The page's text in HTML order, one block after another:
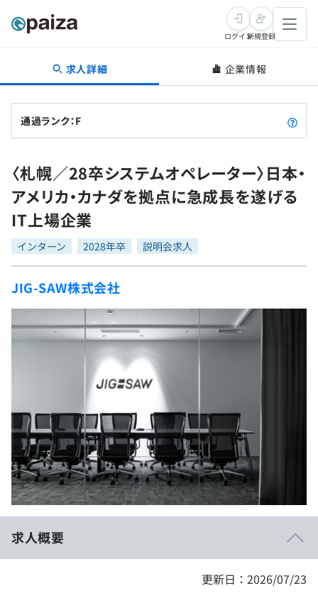
転職・キャリア
転職成功ガイド
転職エージェント
インタビュー
転職成功ガイド
新卒就活
求人検索
本選考
インターン
新卒エージェント
イベント・セミナー
学習
問題集
4択課題
ナレッジ
個人向けプラン
法人向けプラン
学校向けプラン
契約内容・クーポン
プログラミング言語
評価結果一覧
再チャレンジ結果一覧
ゲーム・マンガ
Tech Team Journal
paizaとは？
ログイン新規登録
求人詳細 企業情報
通過ランク：F
〈札幌／28卒システムオペレーター〉日本・
アメリカ・カナダを拠点に急成長を遂げる
IT上場企業
インターン 2028年卒 説明会求人
JIG-SAW株式会社
求人概要
更新日：2026/07/23